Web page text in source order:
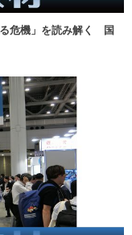
る危機」を読み解く 国